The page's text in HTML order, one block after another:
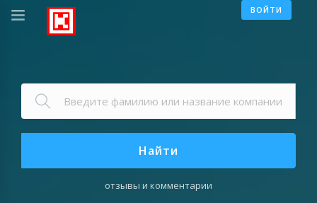
ВОЙТИ
Найти
отзывы и комментарии